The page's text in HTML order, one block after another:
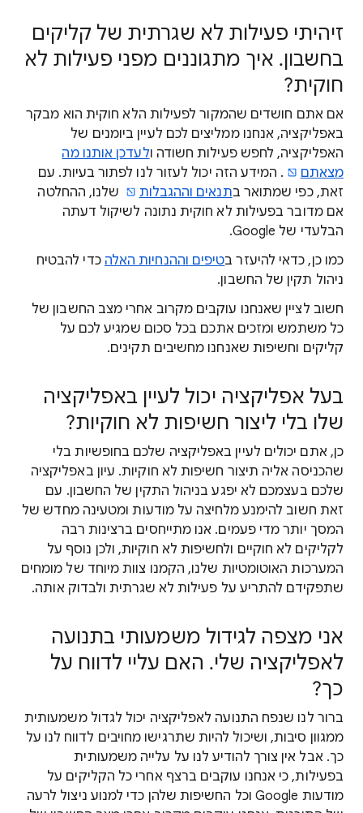
זיהיתי פעילות לא שגרתית של קליקים
בחשבון. איך מתגוננים מפני פעילות לא
חוקית?
אם אתם חושדים שהמקור לפעילות הלא חוקית הוא מבקר
באפליקציה, אנחנו ממליצים לכם לעיין ביומנים של
האפליקציה, לחפש פעילות חשודה ולעדכן אותנו מה
מצאתם
. המידע הזה יכול לעזור לנו לפתור בעיות. עם
זאת, כפי שמתואר בתנאים וההגבלות
שלנו, ההחלטה
אם מדובר בפעילות לא חוקית נתונה לשיקול דעתה
הבלעדי של Google.
כמו כן, כדאי להיעזר בטיפים וההנחיות האלה כדי להבטיח
ניהול תקין של החשבון.
חשוב לציין שאנחנו עוקבים מקרוב אחרי מצב החשבון של
כל משתמש ומזכים אתכם בכל סכום שמגיע לכם על
קליקים וחשיפות שאנחנו מחשיבים תקינים.
בעל אפליקציה יכול לעיין באפליקציה
שלו בלי ליצור חשיפות לא חוקיות?
כן, אתם יכולים לעיין באפליקציה שלכם בחופשיות בלי
שהכניסה אליה תיצור חשיפות לא חוקיות. עיון באפליקציה
שלכם בעצמכם לא יפגע בניהול התקין של החשבון. עם
זאת חשוב להימנע מלחיצה על מודעות ומטעינה מחדש של
המסך יותר מדי פעמים. אנו מתייחסים ברצינות רבה
לקליקים לא חוקיים ולחשיפות לא חוקיות, ולכן נוסף על
המערכות האוטומטיות שלנו, הקמנו צוות מיוחד של מומחים
שתפקידם להתריע על פעילות לא שגרתית ולבדוק אותה.
אני מצפה לגידול משמעותי בתנועה
לאפליקציה שלי. האם עליי לדווח על
כך?
ברור לנו שנפח התנועה לאפליקציה יכול לגדול משמעותית
ממגוון סיבות, ושיכול להיות שתרגישו מחויבים לדווח לנו על
כך. אבל אין צורך להודיע לנו על עלייה משמעותית
בפעילות, כי אנחנו עוקבים ברצף אחרי כל הקליקים על
מודעות Google וכל החשיפות שלהן כדי למנוע ניצול לרעה